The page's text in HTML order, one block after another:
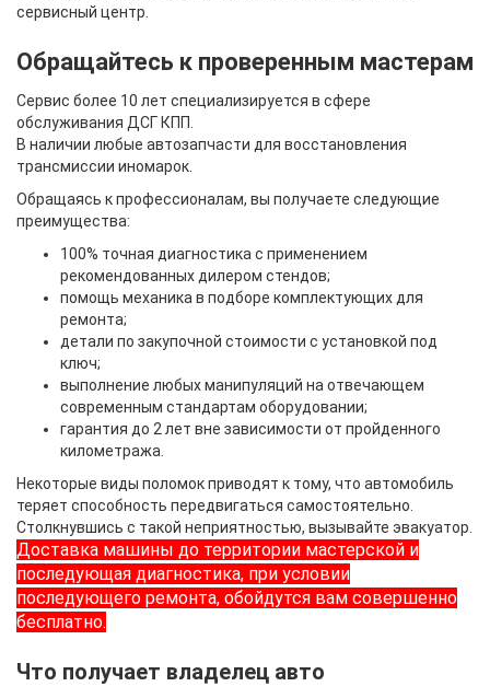
сервисный центр.
Обращайтесь к проверенным мастерам
Сервис более 10 лет специализируется в сфере
обслуживания ДСГ КПП.
В наличии любые автозапчасти для восстановления
трансмиссии иномарок.
Обращаясь к профессионалам, вы получаете следующие
преимущества:
100% точная диагностика с применением
рекомендованных дилером стендов;
помощь механика в подборе комплектующих для
ремонта;
детали по закупочной стоимости с установкой под
ключ;
выполнение любых манипуляций на отвечающем
современным стандартам оборудовании;
гарантия до 2 лет вне зависимости от пройденного
километража.
Некоторые виды поломок приводят к тому, что автомобиль
теряет способность передвигаться самостоятельно.
Столкнувшись с такой неприятностью, вызывайте эвакуатор.
Доставка машины до территории мастерской и
последующая диагностика, при условии
последующего ремонта, обойдутся вам совершенно
бесплатно.
Что получает владелец авто